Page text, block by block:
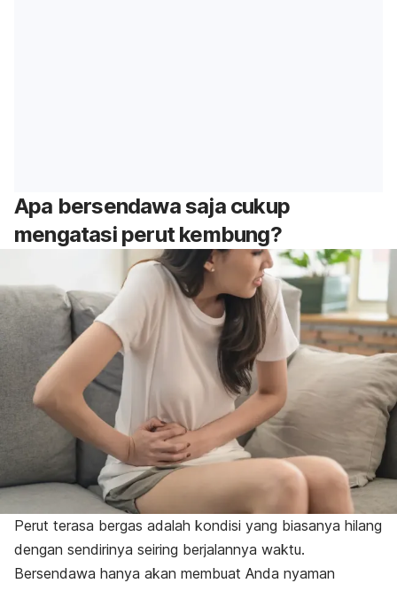
Apa bersendawa saja cukup
mengatasi perut kembung?
Perut terasa bergas adalah kondisi yang biasanya hilang
dengan sendirinya seiring berjalannya waktu.
Bersendawa hanya akan membuat Anda nyaman